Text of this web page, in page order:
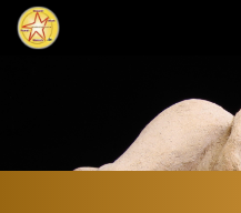
Zum Inhalt springen